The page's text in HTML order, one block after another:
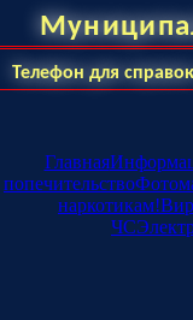
Телефон для
Главная
попечительство
наркотикам!
ЧС